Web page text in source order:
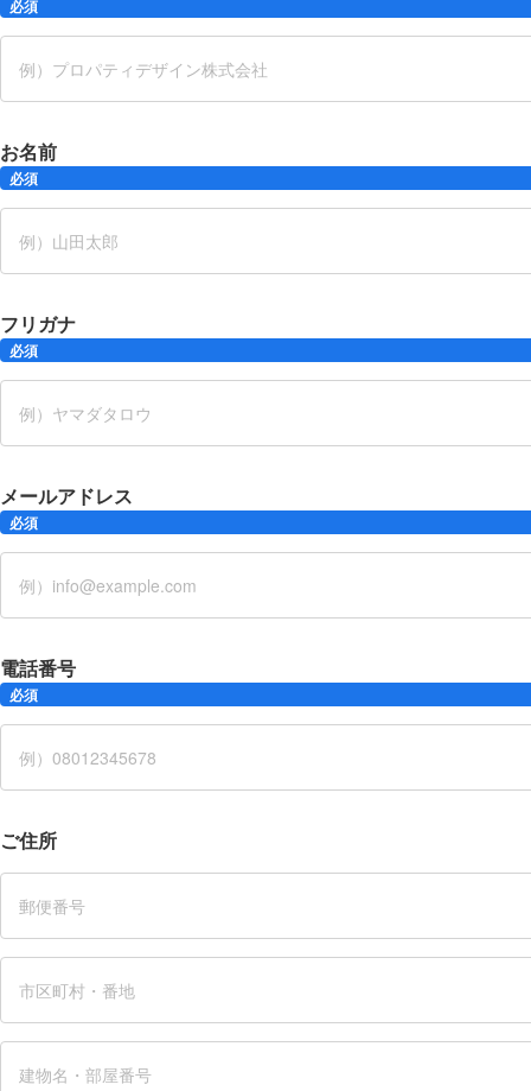
必須
お名前
必須
フリガナ
必須
メールアドレス
必須
電話番号
必須
ご住所